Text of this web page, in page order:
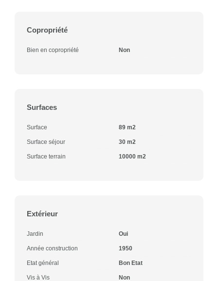
Copropriété
Bien en copropriété Non
Surfaces
Surface 89 m2
Surface séjour 30 m2
Surface terrain 10000 m2
Extérieur
Jardin Oui
Année construction 1950
Etat général Bon Etat
Vis à Vis Non